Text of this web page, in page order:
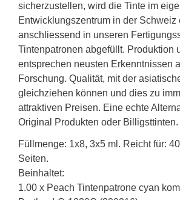
sicherzustellen, wird die Tinte im
Entwicklungszentrum in der Schweiz
anschliessend in unseren
Tintenpatronen abgefüllt. Produktion
entsprechen neusten Erkenntnissen
Forschung. Qualität, mit der
gleichziehen können und dies zu
attraktiven Preisen. Eine echte
Original Produkten oder Billigsttinten.
Füllmenge: 1x8, 3x5 ml. Reicht für:
Seiten.
Beinhaltet:
1.00 x Peach Tintenpatrone cyan